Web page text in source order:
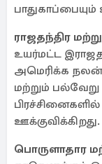
பாதுகாப்பையும்
ராஜதந்திர
உயர்மட்ட
அமெரிக்க
மற்றும் பல்வேறு
ஊக்குவிக்கிறது.
பொருளாதார